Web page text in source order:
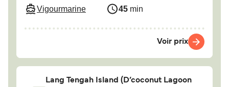
Vigourmarine 45 min
Voir prix
Lang Tengah Island (D’coconut Lagoon